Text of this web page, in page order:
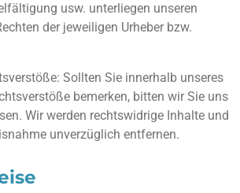
usw. unterliegen unseren
der jeweiligen Urheber bzw.
Sollten Sie innerhalb unseres
bemerken, bitten wir Sie uns
Wir werden rechtswidrige Inhalte und
unverzüglich entfernen.